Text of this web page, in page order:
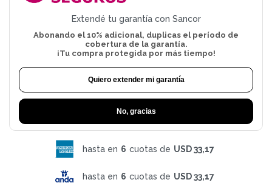
Extendé tu garantía con Sancor
Abonando el 10% adicional, duplicas el período de
cobertura de la garantía.
¡Tu compra protegida por más tiempo!
Quiero extender mi garantía
No, gracias
hasta en 6 cuotas de USD 33,17
hasta en 6 cuotas de USD 33,17